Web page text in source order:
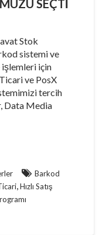
SEÇTI
Stok
sistemi ve
işlemleri için
ve PosX
tercih
Data Media
Barkod
,Hızlı Satış